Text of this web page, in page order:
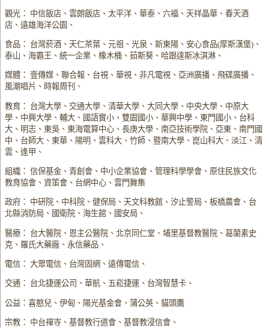
觀光： 中信飯店、雲朗飯店、太平洋、華泰、六福、天祥晶華、春天酒
店、遠雄海洋公園、
食品： 台灣菸酒、天仁茶葉、元祖、光泉、新東陽、安心食品(摩斯漢堡)、
泰山、海霸王、統一企業、橡木桶、茹斯葵、哈跟達斯冰淇淋、
媒體： 壹傳媒、聯合報、台視、華視、非凡電視、亞洲廣播、飛碟廣播、
風潮唱片、時報周刊、
教育： 台灣大學、交通大學、清華大學、大同大學、中央大學、中原大
學、中興大學、輔大、國語實小、雙園國小、華興中學、東門國小、台科
大、明志、東吳、東海電算中心、長庚大學、南亞技術學院、亞東、南門國
中、台師大、東華、陽明、雲科大、竹師、暨南大學、崑山科大、淡江、清
雲、逢甲、
組織： 信保基金、青創會、中小企業協會、管理科學學會、原住民族文化
教育協會、資策會、台網中心、雲門舞集
政府： 中研院、中科院、健保局、天文科教館、汐止警局、板橋農會、台
北縣消防局、國衛院、海生館、國安局、
醫療： 台大醫院、恩主公醫院、北京同仁堂、埔里基督教醫院、葛蘭素史
克、羅氏大藥廠、永信藥品、
電信： 大眾電信、台灣固網、遠傳電信、
交通： 台北捷運公司、華航、五崧捷運、台灣智慧卡、
公益：喜憨兒、伊甸、陽光基金會、蒲公英、貓頭鷹
宗教： 中台禪寺、基督教行道會、基督教浸信會、